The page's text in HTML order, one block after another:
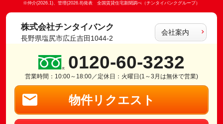
※仲介(2026.1)、管理(2026.8)発表 全国賃貸住宅新聞調べ（チンタイバンクグループ）
株式会社チンタイバンク
長野県塩尻市広丘吉田1044-2
会社案内
0120-60-3232
営業時間：10:00～18:00／定休日：火曜日(1～3月は無休で営業)
物件リクエスト